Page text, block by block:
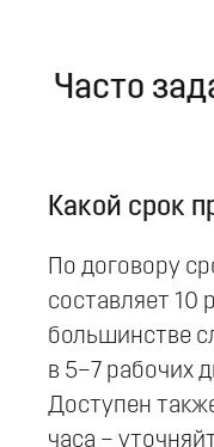
Часто
Какой срок
По договору
составляет 10
большинстве
в 5–7 рабочих
Доступен
часа –
Кухонные столы из
Столешницы
Подиум
Полки
Для офиса
Стойки ресепшн